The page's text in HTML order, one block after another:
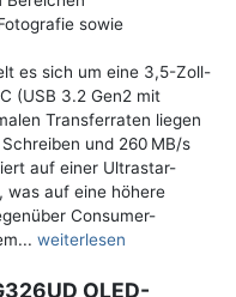
sowie
es sich um eine 3,5-Zoll-
(USB 3.2 Gen2 mit
Transferraten liegen
und 260 MB/s
auf einer Ultrastar-
was auf eine höhere
Consumer-
weiterlesen
OLED-